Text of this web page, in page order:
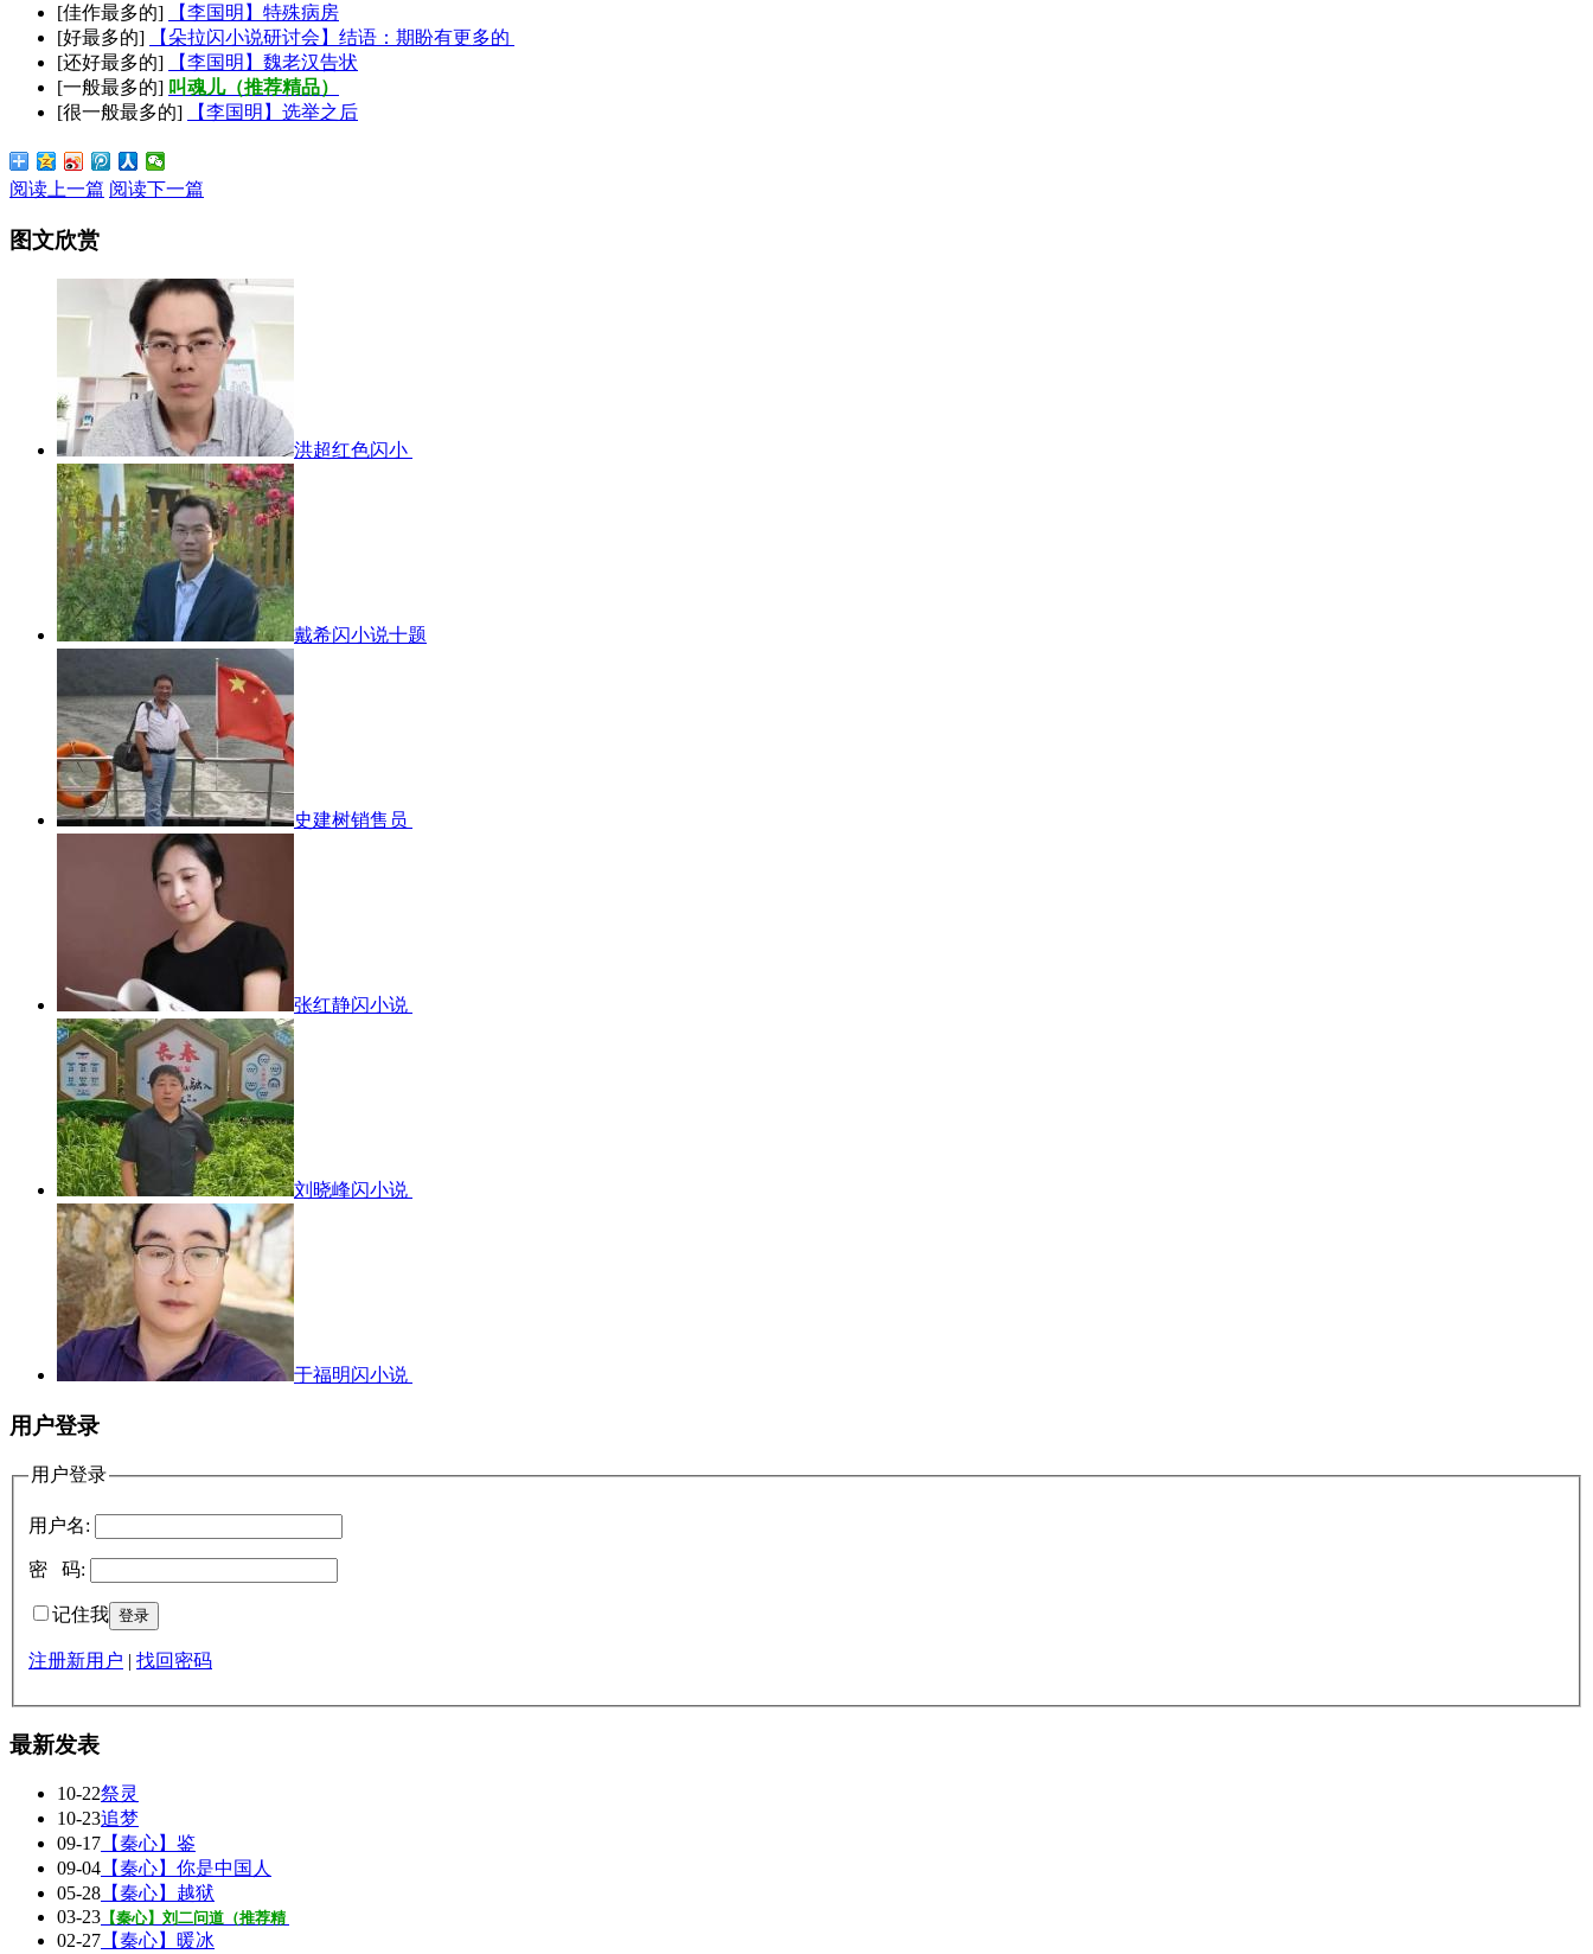
[佳作最多的]
【李国明】特殊病房
[好最多的]
【朵拉闪小说研讨会】结语：期盼有更多的
[还好最多的]
【李国明】魏老汉告状
[一般最多的] 叫魂儿（推荐精品）
[很一般最多的]
【李国明】选举之后
阅读上一篇 阅读下一篇
图文欣赏
洪超红色闪小
戴希闪小说十题
史建树销售员
张红静闪小说
刘晓峰闪小说
于福明闪小说
用户登录
用户登录
用户名:
密 码:
记住我
注册新用户 | 找回密码
最新发表
10-22祭灵
10-23追梦
09-17 【秦心】鉴
09-04 【秦心】你是中国人
05-28 【秦心】越狱
03-23 【秦心】刘二问道（推荐精
02-27 【秦心】暖冰